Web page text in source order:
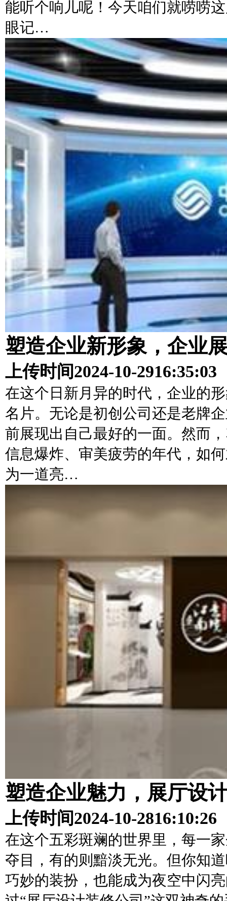
能听个响儿呢！今天咱们就唠唠
眼记…
塑造企业新形象，企业
上传时间2024-10-2916:35:03
在这个日新月异的时代，企业的
名片。无论是初创公司还是老牌
前展现出自己最好的一面。然而
信息爆炸、审美疲劳的年代，如
为一道亮…
塑造企业魅力，展厅设
上传时间2024-10-2816:10:26
在这个五彩斑斓的世界里，每一
夺目，有的则黯淡无光。但你知
巧妙的装扮，也能成为夜空中闪